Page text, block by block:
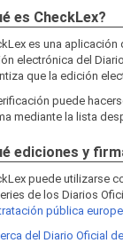
es CheckLex?
es una aplicación
electrónica del
que la edición
puede
mediante la lista
ediciones y
puede utilizarse
de los Diarios
pública
del Diario Oficial